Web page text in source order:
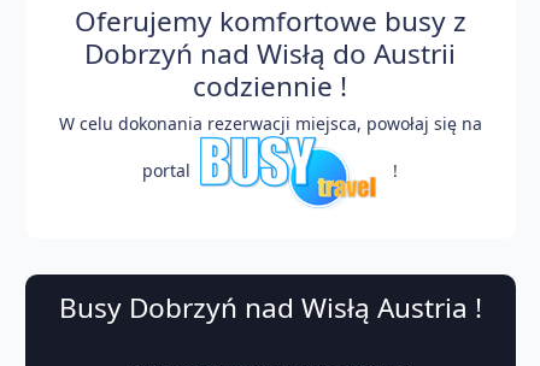
Oferujemy komfortowe busy z
Dobrzyń nad Wisłą do Austrii
codziennie !
W celu dokonania rezerwacji miejsca, powołaj się na
portal !
Busy Dobrzyń nad Wisłą Austria !